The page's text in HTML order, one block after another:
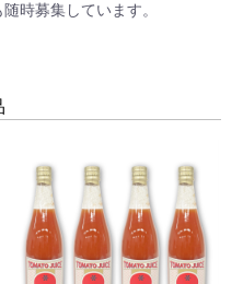
時募集しています。